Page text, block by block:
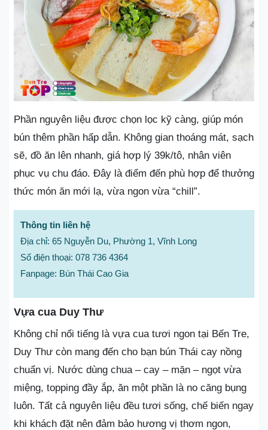
Phần nguyên liệu được chọn lọc kỹ càng, giúp món
bún thêm phần hấp dẫn. Không gian thoáng mát, sạch
sẽ, đồ ăn lên nhanh, giá hợp lý 39k/tô, nhân viên
phục vụ chu đáo. Đây là điểm đến phù hợp để thưởng
thức món ăn mới lạ, vừa ngon vừa “chill”.
Thông tin liên hệ
Địa chỉ: 65 Nguyễn Du, Phường 1, Vĩnh Long
Số điện thoại: 078 736 4364
Fanpage: Bún Thái Cao Gia
Vựa cua Duy Thư
Không chỉ nổi tiếng là vựa cua tươi ngon tại Bến Tre,
Duy Thư còn mang đến cho bạn bún Thái cay nồng
chuẩn vị. Nước dùng chua – cay – mặn – ngọt vừa
miệng, topping đầy ắp, ăn một phần là no căng bụng
luôn. Tất cả nguyên liệu đều tươi sống, chế biến ngay
khi khách đặt nên đảm bảo hương vị thơm ngon,